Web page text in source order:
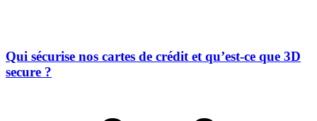
Qui sécurise nos cartes de crédit et qu’est-ce que 3D
secure ?